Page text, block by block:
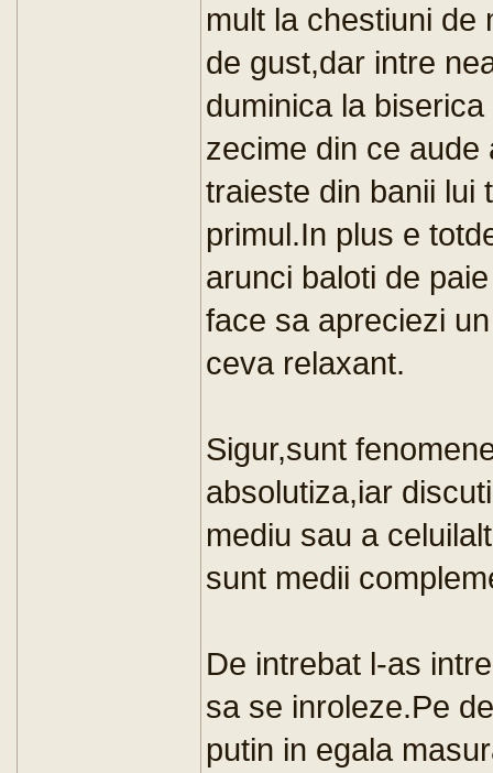
mult la chestiuni de
de gust,dar intre
duminica la
zecime din ce
traieste din banii lui
primul.In plus e
arunci baloti de
face sa apreciezi
ceva relaxant.
Sigur,sunt
absolutiza,iar
mediu sau a
sunt medii
De intrebat l-as
sa se inroleze.Pe
putin in egala